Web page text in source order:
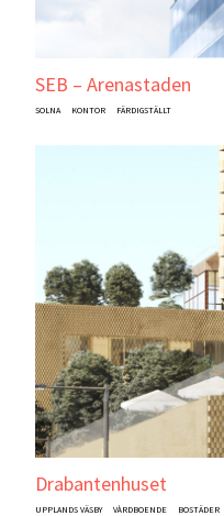
SEB – Arenastaden
SOLNA KONTOR FÄRDIGSTÄLLT
Drabantenhuset
UPPLANDS VÄSBY VÅRDBOENDE BOSTÄDER